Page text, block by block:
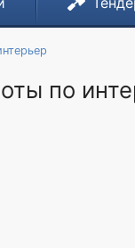
по